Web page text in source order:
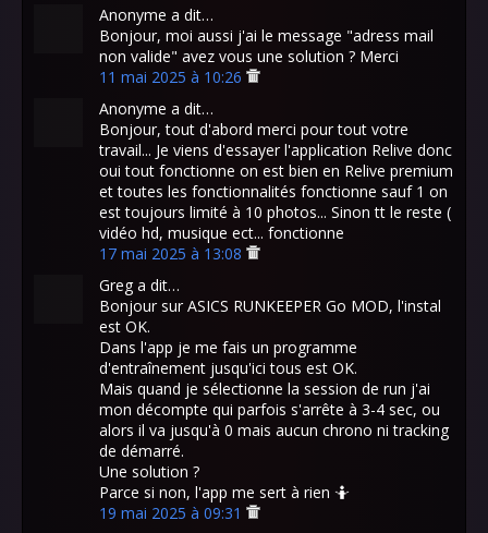
Anonyme a dit…
Bonjour, moi aussi j'ai le message "adress mail
non valide" avez vous une solution ? Merci
11 mai 2025 à 10:26
Anonyme a dit…
Bonjour, tout d'abord merci pour tout votre
travail... Je viens d'essayer l'application Relive donc
oui tout fonctionne on est bien en Relive premium
et toutes les fonctionnalités fonctionne sauf 1 on
est toujours limité à 10 photos... Sinon tt le reste (
vidéo hd, musique ect... fonctionne
17 mai 2025 à 13:08
Greg a dit…
Bonjour sur ASICS RUNKEEPER Go MOD, l'instal
est OK.
Dans l'app je me fais un programme
d'entraînement jusqu'ici tous est OK.
Mais quand je sélectionne la session de run j'ai
mon décompte qui parfois s'arrête à 3-4 sec, ou
alors il va jusqu'à 0 mais aucun chrono ni tracking
de démarré.
Une solution ?
Parce si non, l'app me sert à rien 🤷
19 mai 2025 à 09:31